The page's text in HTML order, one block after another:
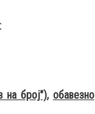
на број"), обавезно